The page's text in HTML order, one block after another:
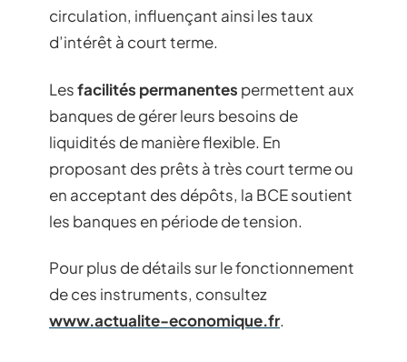
circulation, influençant ainsi les taux
d’intérêt à court terme.
Lesfacilités permanentes permettent aux
banques de gérer leurs besoins de
liquidités de manière flexible. En
proposant des prêts à très court terme ou
en acceptant des dépôts, la BCE soutient
les banques en période de tension.
Pour plus de détails sur le fonctionnement
de ces instruments, consultez
www.actualite-economique.fr.